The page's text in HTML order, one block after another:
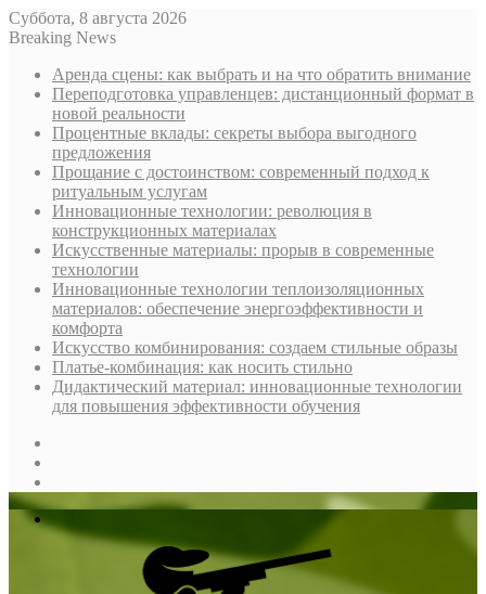
Суббота, 8 августа 2026
Breaking News
Аренда сцены: как выбрать и на что обратить внимание
Переподготовка управленцев: дистанционный формат в
новой реальности
Процентные вклады: секреты выбора выгодного
предложения
Прощание с достоинством: современный подход к
ритуальным услугам
Инновационные технологии: революция в
конструкционных материалах
Искусственные материалы: прорыв в современные
технологии
Инновационные технологии теплоизоляционных
материалов: обеспечение энергоэффективности и
комфорта
Искусство комбинирования: создаем стильные образы
Платье-комбинация: как носить стильно
Дидактический материал: инновационные технологии
для повышения эффективности обучения